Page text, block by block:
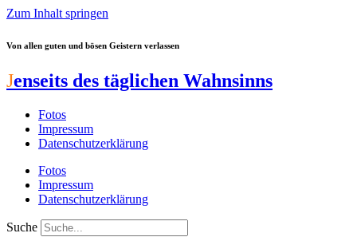
Zum Inhalt springen
Von allen guten und bösen Geistern verlassen
Jenseits des täglichen Wahnsinns
Fotos
Impressum
Datenschutzerklärung
Fotos
Impressum
Datenschutzerklärung
Suche